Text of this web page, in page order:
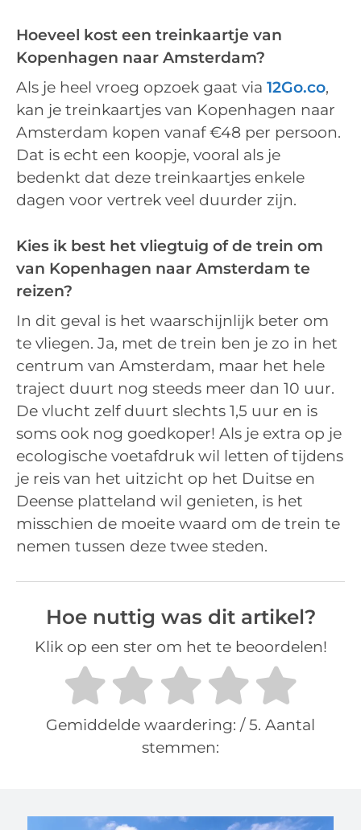
Hoeveel kost een treinkaartje van
Kopenhagen naar Amsterdam?
Als je heel vroeg opzoek gaat via 12Go.co,
kan je treinkaartjes van Kopenhagen naar
Amsterdam kopen vanaf €48 per persoon.
Dat is echt een koopje, vooral als je
bedenkt dat deze treinkaartjes enkele
dagen voor vertrek veel duurder zijn.
Kies ik best het vliegtuig of de trein om
van Kopenhagen naar Amsterdam te
reizen?
In dit geval is het waarschijnlijk beter om
te vliegen. Ja, met de trein ben je zo in het
centrum van Amsterdam, maar het hele
traject duurt nog steeds meer dan 10 uur.
De vlucht zelf duurt slechts 1,5 uur en is
soms ook nog goedkoper! Als je extra op je
ecologische voetafdruk wil letten of tijdens
je reis van het uitzicht op het Duitse en
Deense platteland wil genieten, is het
misschien de moeite waard om de trein te
nemen tussen deze twee steden.
Hoe nuttig was dit artikel?
Klik op een ster om het te beoordelen!
Gemiddelde waardering: / 5. Aantal
stemmen: